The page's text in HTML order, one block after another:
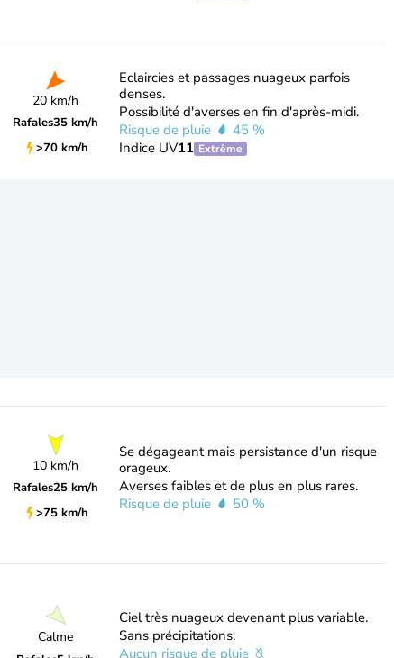
20 km/h
Rafales35 km/h
>70 km/h
Eclaircies et passages nuageux parfois
denses.
Possibilité d'averses en fin d'après-midi.
Risque de pluie
45 %
Indice UV11 Extrême
10 km/h
Rafales25 km/h
>75 km/h
Se dégageant mais persistance d'un risque
orageux.
Averses faibles et de plus en plus rares.
Risque de pluie
50 %
Calme
Ciel très nuageux devenant plus variable.
Sans précipitations.
Aucun risque de pluie